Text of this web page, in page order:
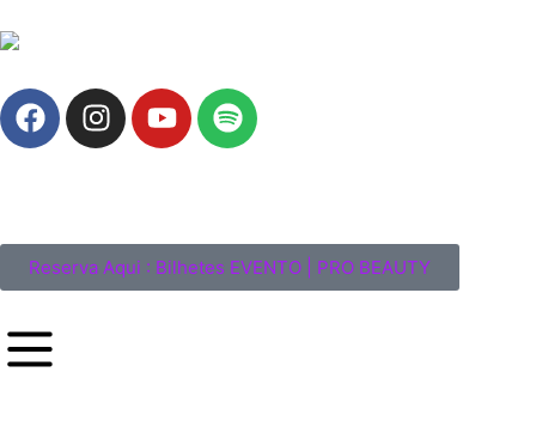
Reserva Aqui : Bilhetes EVENTO | PRO BEAUTY